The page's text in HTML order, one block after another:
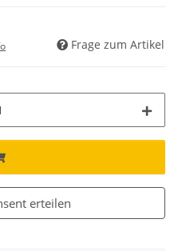
Frage zum Artikel
erteilen